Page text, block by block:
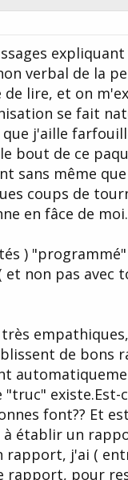
verbal de la
lire, et on
se fait
que j'aille
bout de ce
sans même
coups de
en fâce de moi.
)
et non pas avec
de bons
existe.Est-
font?? Et
à établir un
rapport, j'ai (
rapport, pour